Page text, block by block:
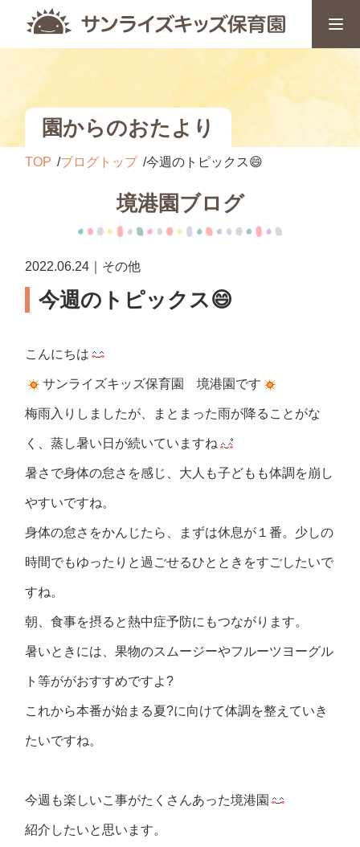
園からのおたより
TOP ブログトップ 今週のトピックス😄
境港園ブログ
2022.06.24｜その他
今週のトピックス😄
こんにちは
サンライズキッズ保育園 境港園です
梅雨入りしましたが、まとまった雨が降ることがな
く、蒸し暑い日が続いていますね
暑さで身体の怠さを感じ、大人も子どもも体調を崩し
やすいですね。
身体の怠さをかんじたら、まずは休息が１番。少しの
時間でもゆったりと過ごせるひとときをすごしたいで
すね。
朝、食事を摂ると熱中症予防にもつながります。
暑いときには、果物のスムージーやフルーツヨーグル
ト等ががおすすめですよ?
これから本番が始まる夏?に向けて体調を整えていき
たいですね。
今週も楽しいこ事がたくさんあった境港園
紹介したいと思います。